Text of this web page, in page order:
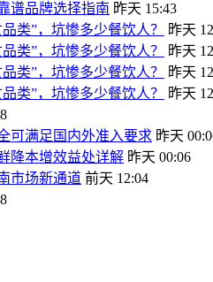
谱品牌选择指南 昨天 15:43
类”，坑惨多少餐饮人？
昨天
类”，坑惨多少餐饮人？
昨天
类”，坑惨多少餐饮人？
昨天
类”，坑惨多少餐饮人？
昨天
可满足国内外准入要求 昨天
降本增效益处详解 昨天 00:06
市场新通道 前天 12:04